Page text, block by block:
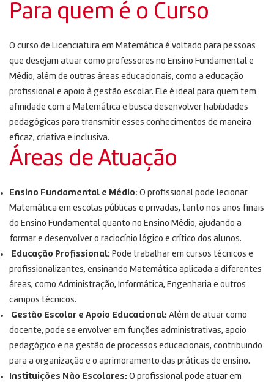
Para quem é o Curso
O curso de Licenciatura em Matemática é voltado para pessoas
que desejam atuar como professores no Ensino Fundamental e
Médio, além de outras áreas educacionais, como a educação
profissional e apoio à gestão escolar. Ele é ideal para quem tem
afinidade com a Matemática e busca desenvolver habilidades
pedagógicas para transmitir esses conhecimentos de maneira
eficaz, criativa e inclusiva.
Áreas de Atuação
Ensino Fundamental e Médio: O profissional pode lecionar
Matemática em escolas públicas e privadas, tanto nos anos finais
do Ensino Fundamental quanto no Ensino Médio, ajudando a
formar e desenvolver o raciocínio lógico e crítico dos alunos.
Educação Profissional: Pode trabalhar em cursos técnicos e
profissionalizantes, ensinando Matemática aplicada a diferentes
áreas, como Administração, Informática, Engenharia e outros
campos técnicos.
Gestão Escolar e Apoio Educacional: Além de atuar como
docente, pode se envolver em funções administrativas, apoio
pedagógico e na gestão de processos educacionais, contribuindo
para a organização e o aprimoramento das práticas de ensino.
Instituições Não Escolares: O profissional pode atuar em